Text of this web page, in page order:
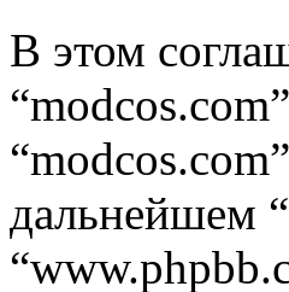
В этом
дальнейшем